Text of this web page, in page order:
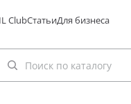
ClubСтатьиДля бизнеса